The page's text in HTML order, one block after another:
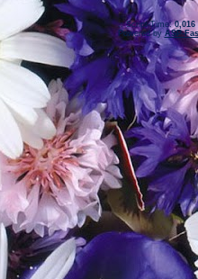
.: Script-Time:0,016
Powered byASP-